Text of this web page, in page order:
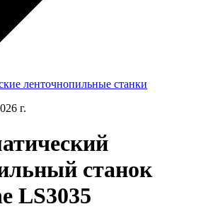
ленточнопильные станки
г.
станок
LS3035